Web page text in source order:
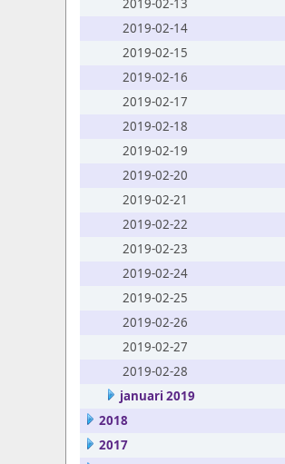
2019-02-13
2019-02-14
2019-02-15
2019-02-16
2019-02-17
2019-02-18
2019-02-19
2019-02-20
2019-02-21
2019-02-22
2019-02-23
2019-02-24
2019-02-25
2019-02-26
2019-02-27
2019-02-28
januari 2019
2018
2017